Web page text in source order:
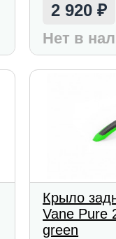
2 920₽
Нет в
Крыло
Vane Pure
green